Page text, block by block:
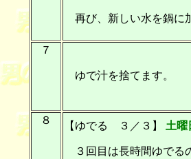
再び、新しい水を鍋に
７
ゆで汁を捨てます。
８ 【ゆでる ３／３】 土曜
３回目は長時間ゆでる